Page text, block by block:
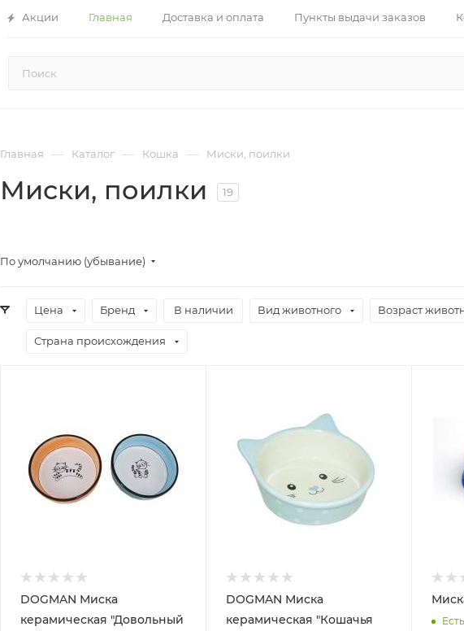
Акции Главная Доставка и оплата Пункты выдачи заказов
Главная — Каталог — Кошка — Миски, поилки
Миски, поилки 19
По умолчанию (убывание)
Цена Бренд В наличии Вид животного Возраст
Страна происхождения
DOGMAN Миска
керамическая "Довольный
DOGMAN Миска
керамическая "Кошачья